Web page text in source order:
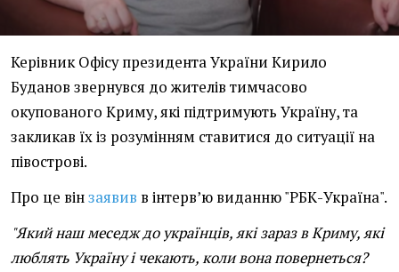
Керівник Офісу президента України Кирило
Буданов звернувся до жителів тимчасово
окупованого Криму, які підтримують Україну, та
закликав їх із розумінням ставитися до ситуації на
півострові.
Про це вінзаявив в інтерв’ю виданню "РБК-Україна".
"Який наш меседж до українців, які зараз в Криму, які
люблять Україну і чекають, коли вона повернеться?